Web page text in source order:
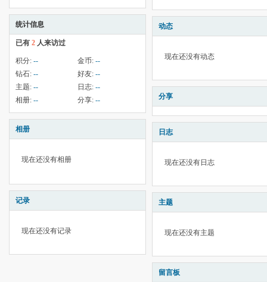
统计信息
已有 2 人来访过
积分: -- 金币: --
钻石: -- 好友: --
主题: -- 日志: --
相册: -- 分享: --
相册
现在还没有相册
记录
现在还没有记录
动态
现在还没有动态
分享
日志
现在还没有日志
主题
现在还没有主题
留言板